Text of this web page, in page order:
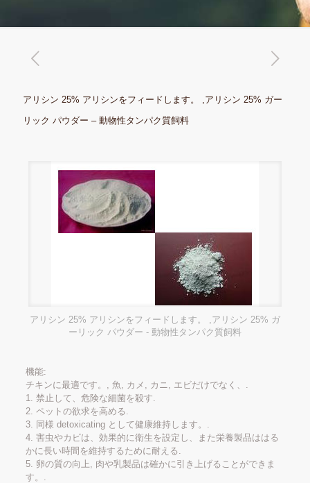
アリシン 25% アリシンをフィードします。 ,アリシン 25% ガー
リック パウダー – 動物性タンパク質飼料
アリシン 25% アリシンをフィードします。 ,アリシン 25% ガ
ーリック パウダー - 動物性タンパク質飼料
機能:
チキンに最適です。, 魚, カメ, カニ, エビだけでなく、.
1. 禁止して、危険な細菌を殺す.
2. ペットの欲求を高める.
3. 同様 detoxicating として健康維持します。.
4. 害虫やカビは、効果的に衛生を設定し、また栄養製品ははる
かに長い時間を維持するために耐える.
5. 卵の質の向上, 肉や乳製品は確かに引き上げることができま
す。.